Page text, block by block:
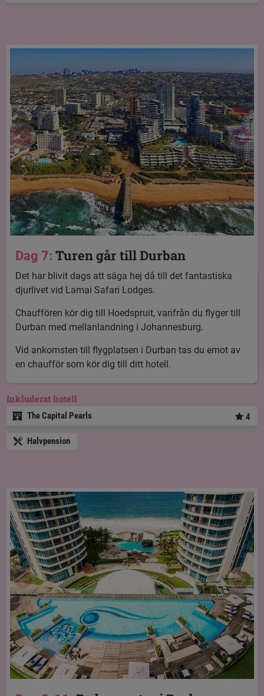
Dag 7:Turen går till Durban
Det har blivit dags att säga hej då till det fantastiska
djurlivet vid Lamai Safari Lodges.
Chauffören kör dig till Hoedspruit, varifrån du flyger till
Durban med mellanlandning i Johannesburg.
Vid ankomsten till flygplatsen i Durban tas du emot av
en chaufför som kör dig till ditt hotell.
Inkluderat hotell
The Capital Pearls 4
Halvpension